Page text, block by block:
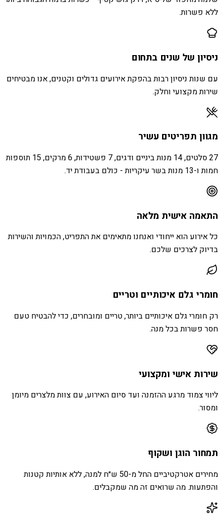
ללא פשרות.
ניסיון של שנים בתחום
עם שנות ניסיון רבות בהפקת אירועים גדולים וקטנים, אנו מבטיחים
שירות מקצועי וחלק.
מגוון תפריטים עשיר
27 סלטים, 14 מנות ביניים ודגים, 7 פשטידות, 6 מרקים, 15 תוספות
חמות ו-13 מנות בשר עיקריות - כולם בעבודת יד.
התאמה אישית מלאה
כל אירוע הוא ייחודי ואנחנו מתאימים את התפריט, הכמויות והשירות
בדיוק לצרכים שלכם.
חומרי גלם איכותיים וטריים
רק חומרי גלם איכותיים ביותר, טריים ומובחרים, כדי להבטיח טעם
חסר פשרות בכל מנה.
שירות אישי ומקצועי
ליווי צמוד מרגע ההזמנה ועד סיום האירוע, עם צוות מלצרים מיומן
ומסור.
תמחור הוגן ושקוף
מחירים אטרקטיביים החל מ-50 ש״ח למנה, ללא אותיות קטנות
והפתעות. מה שרואים זה מה שמקבלים.